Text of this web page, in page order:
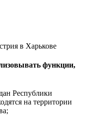
в Харькове
функции,
Республики
на территории